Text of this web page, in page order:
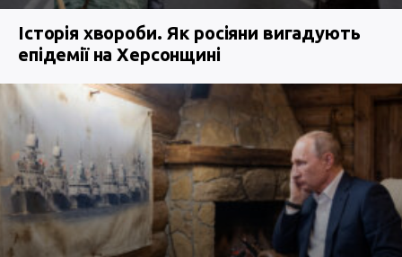
Історія хвороби. Як росіяни вигадують
епідемії на Херсонщині